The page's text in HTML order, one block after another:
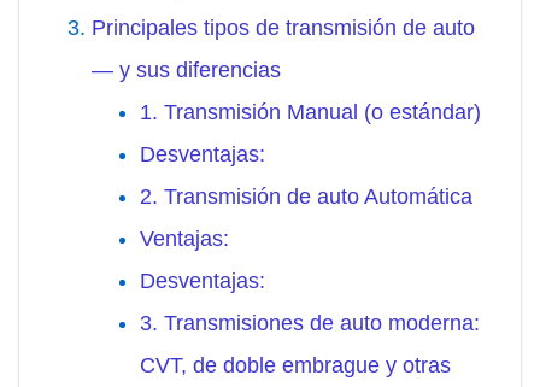
Principales tipos de transmisión de auto
— y sus diferencias
1. Transmisión Manual (o estándar)
Desventajas:
2. Transmisión de auto Automática
Ventajas:
Desventajas:
3. Transmisiones de auto moderna:
CVT, de doble embrague y otras